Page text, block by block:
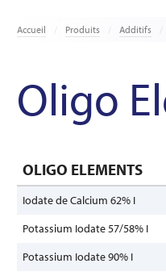
Accueil Produits Additifs
Oligo
OLIGO ELEMENTS
Iodate de Calcium 62% I
Potassium Iodate 57/58% I
Potassium Iodate 90% I